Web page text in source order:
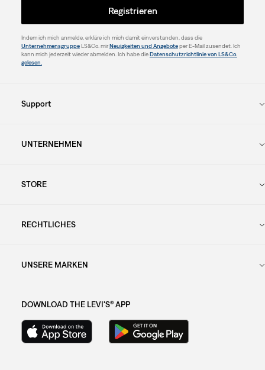
Registrieren
Indem ich mich anmelde, erkläre ich mich damit einverstanden, dass die
UnternehmensgruppeLS&Co. mir Neuigkeiten und Angeboteper E-Mail zusendet. Ich
kann mich jederzeit wieder abmelden. Ich habe die Datenschutzrichtlinie von LS&Co.
gelesen.
Support
UNTERNEHMEN
STORE
RECHTLICHES
UNSERE MARKEN
DOWNLOAD THE LEVI'S® APP